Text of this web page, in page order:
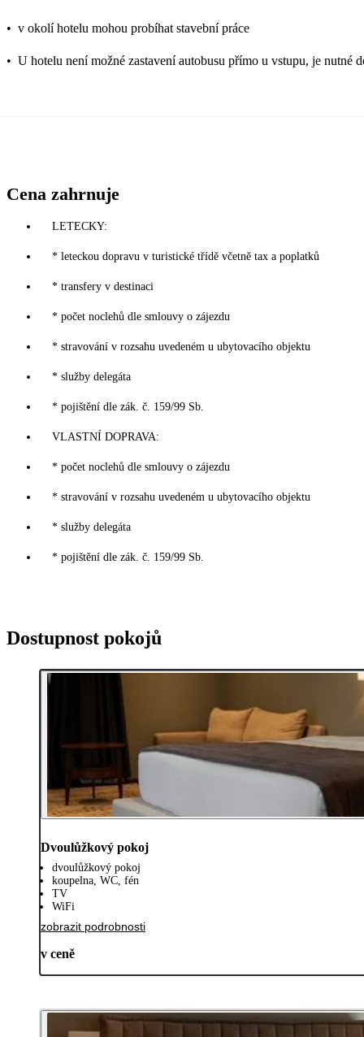
• v okolí hotelu mohou probíhat stavební práce
• U hotelu není možné zastavení autobusu přímo u vstupu, je nutné
Cena zahrnuje
LETECKY:
* leteckou dopravu v turistické třídě včetně tax a poplatků
* transfery v destinaci
* počet noclehů dle smlouvy o zájezdu
* stravování v rozsahu uvedeném u ubytovacího objektu
* služby delegáta
* pojištění dle zák. č. 159/99 Sb.
VLASTNÍ DOPRAVA:
* počet noclehů dle smlouvy o zájezdu
* stravování v rozsahu uvedeném u ubytovacího objektu
* služby delegáta
* pojištění dle zák. č. 159/99 Sb.
Dostupnost pokojů
Dvoulůžkový pokoj
dvoulůžkový pokoj
koupelna, WC, fén
TV
WiFi
zobrazit podrobnosti
v ceně